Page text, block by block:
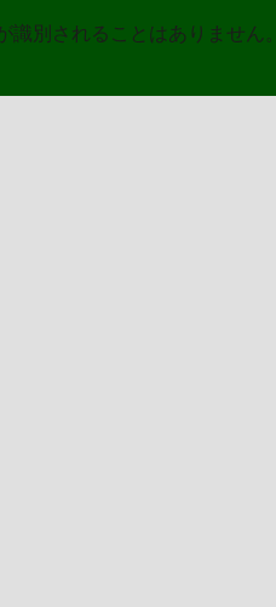
別されることはありません。